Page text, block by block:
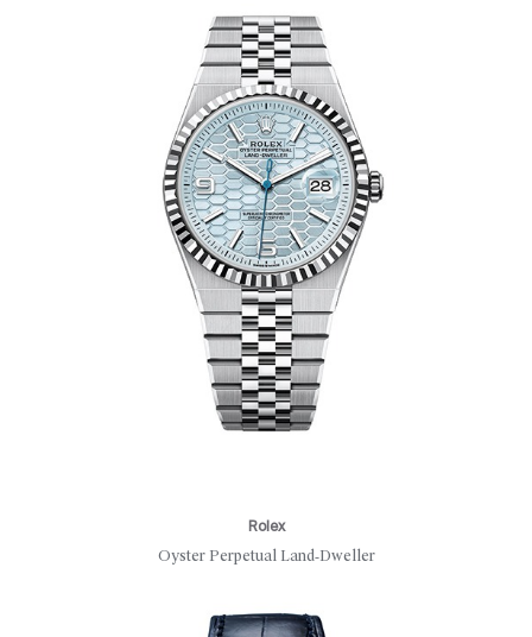
Rolex
Oyster Perpetual Land‑Dweller